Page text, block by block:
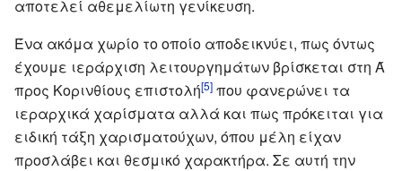
αποτελεί αθεμελίωτη γενίκευση.
Ένα ακόμα χωρίο το οποίο αποδεικνύει, πως όντως
έχουμε ιεράρχιση λειτουργημάτων βρίσκεται στη Ά
προς Κορινθίους επιστολή[5] που φανερώνει τα
ιεραρχικά χαρίσματα αλλά και πως πρόκειται για
ειδική τάξη χαρισματούχων, όπου μέλη είχαν
προσλάβει και θεσμικό χαρακτήρα. Σε αυτή την